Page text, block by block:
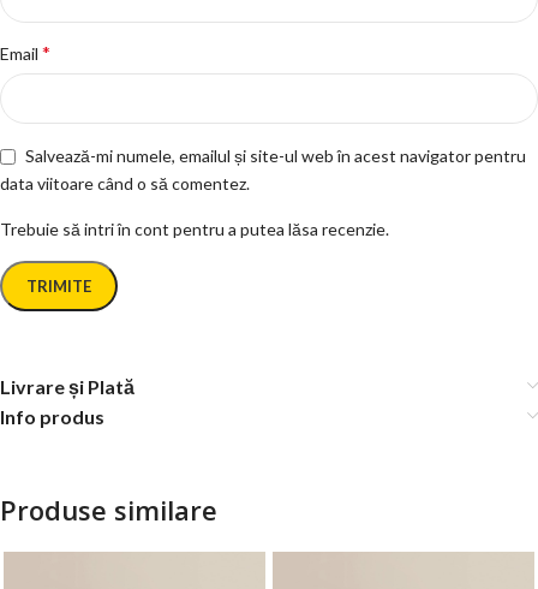
Email *
Salvează-mi numele, emailul și site-ul web în acest navigator pentru
data viitoare când o să comentez.
Trebuie să intri în cont pentru a putea lăsa recenzie.
Livrare și Plată
Info produs
Produse similare